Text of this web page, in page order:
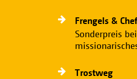
Frengels &
Sonderpreis
Trostweg